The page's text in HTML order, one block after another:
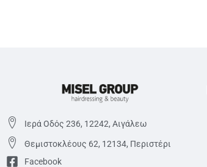
Ιερά Οδός 236, 12242, Αιγάλεω
Θεμιστoκλέους 62, 12134, Περιστέρι
Facebook